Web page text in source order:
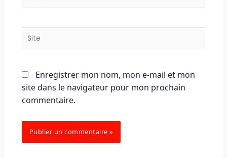
Site
Enregistrer mon nom, mon e-mail et mon
site dans le navigateur pour mon prochain
commentaire.